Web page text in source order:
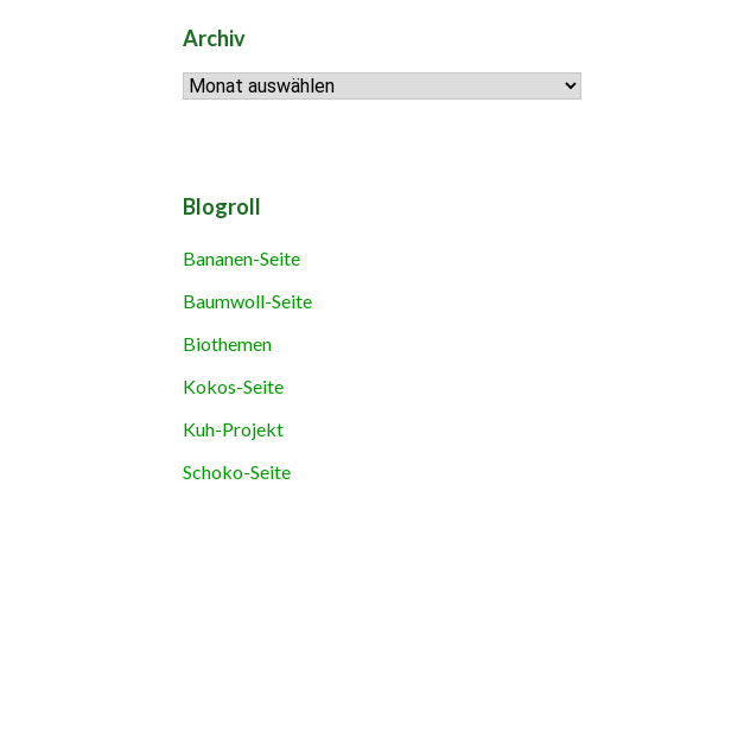
Archiv
Archiv
Blogroll
Bananen-Seite
Baumwoll-Seite
Biothemen
Kokos-Seite
Kuh-Projekt
Schoko-Seite